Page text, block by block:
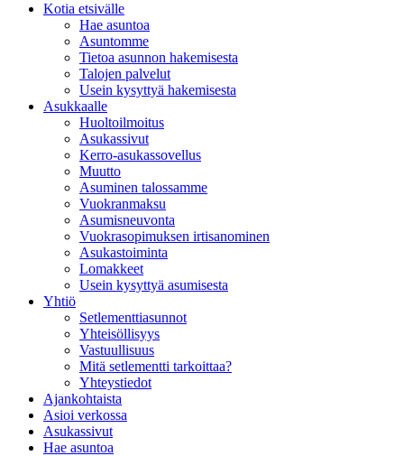
Kotia etsivälle
Hae asuntoa
Asuntomme
Tietoa asunnon hakemisesta
Talojen palvelut
Usein kysyttyä hakemisesta
Asukkaalle
Huoltoilmoitus
Asukassivut
Kerro-asukassovellus
Muutto
Asuminen talossamme
Vuokranmaksu
Asumisneuvonta
Vuokrasopimuksen irtisanominen
Asukastoiminta
Lomakkeet
Usein kysyttyä asumisesta
Yhtiö
Setlementtiasunnot
Yhteisöllisyys
Vastuullisuus
Mitä setlementti tarkoittaa?
Yhteystiedot
Ajankohtaista
Asioi verkossa
Asukassivut
Hae asuntoa